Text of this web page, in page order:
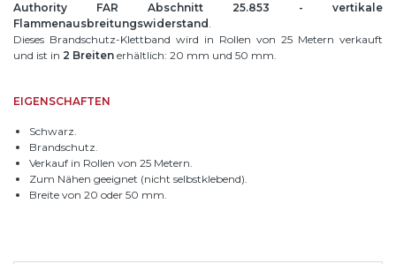
Authority FAR Abschnitt 25.853 - vertikale
Flammenausbreitungswiderstand.
Dieses Brandschutz-Klettband wird in Rollen von 25 Metern verkauft
und ist in 2 Breiten erhältlich: 20 mm und 50 mm.
EIGENSCHAFTEN
Schwarz.
Brandschutz.
Verkauf in Rollen von 25 Metern.
Zum Nähen geeignet (nicht selbstklebend).
Breite von 20 oder 50 mm.